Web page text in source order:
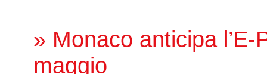
» Monaco anticipa l’E-
maggio